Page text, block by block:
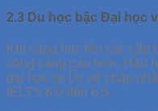
2.3 Du học bậc Đại học
Khi càng học lên các cấp
cũng càng cao hơn. Hầu
đại học tại Úc sẽ chấp
IELTS 6.0 đến 6.5.